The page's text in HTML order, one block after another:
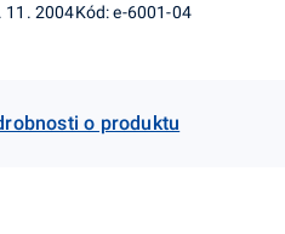
11. 2004Kód: e-6001-04
o produktu